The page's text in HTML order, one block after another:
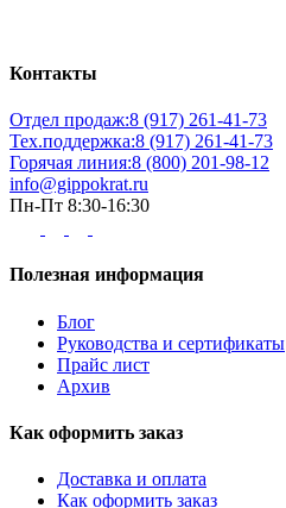
Контакты
Отдел продаж:8 (917) 261-41-73
Тех.поддержка:8 (917) 261-41-73
Горячая линия:8 (800) 201-98-12
info@gippokrat.ru
Пн-Пт 8:30-16:30
Полезная информация
Блог
Руководства и сертификаты
Прайс лист
Архив
Как оформить заказ
Доставка и оплата
Как оформить заказ